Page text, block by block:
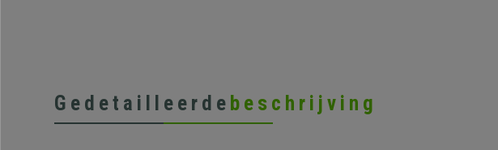
Gedetailleerde beschrijving